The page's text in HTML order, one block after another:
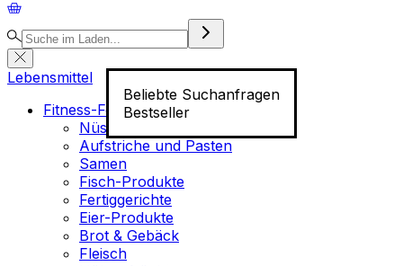
Beliebte Suchanfragen
Bestseller
Lebensmittel
Fitness-Food
Nüsse
Aufstriche und Pasten
Samen
Fisch-Produkte
Fertiggerichte
Eier-Produkte
Brot & Gebäck
Fleisch